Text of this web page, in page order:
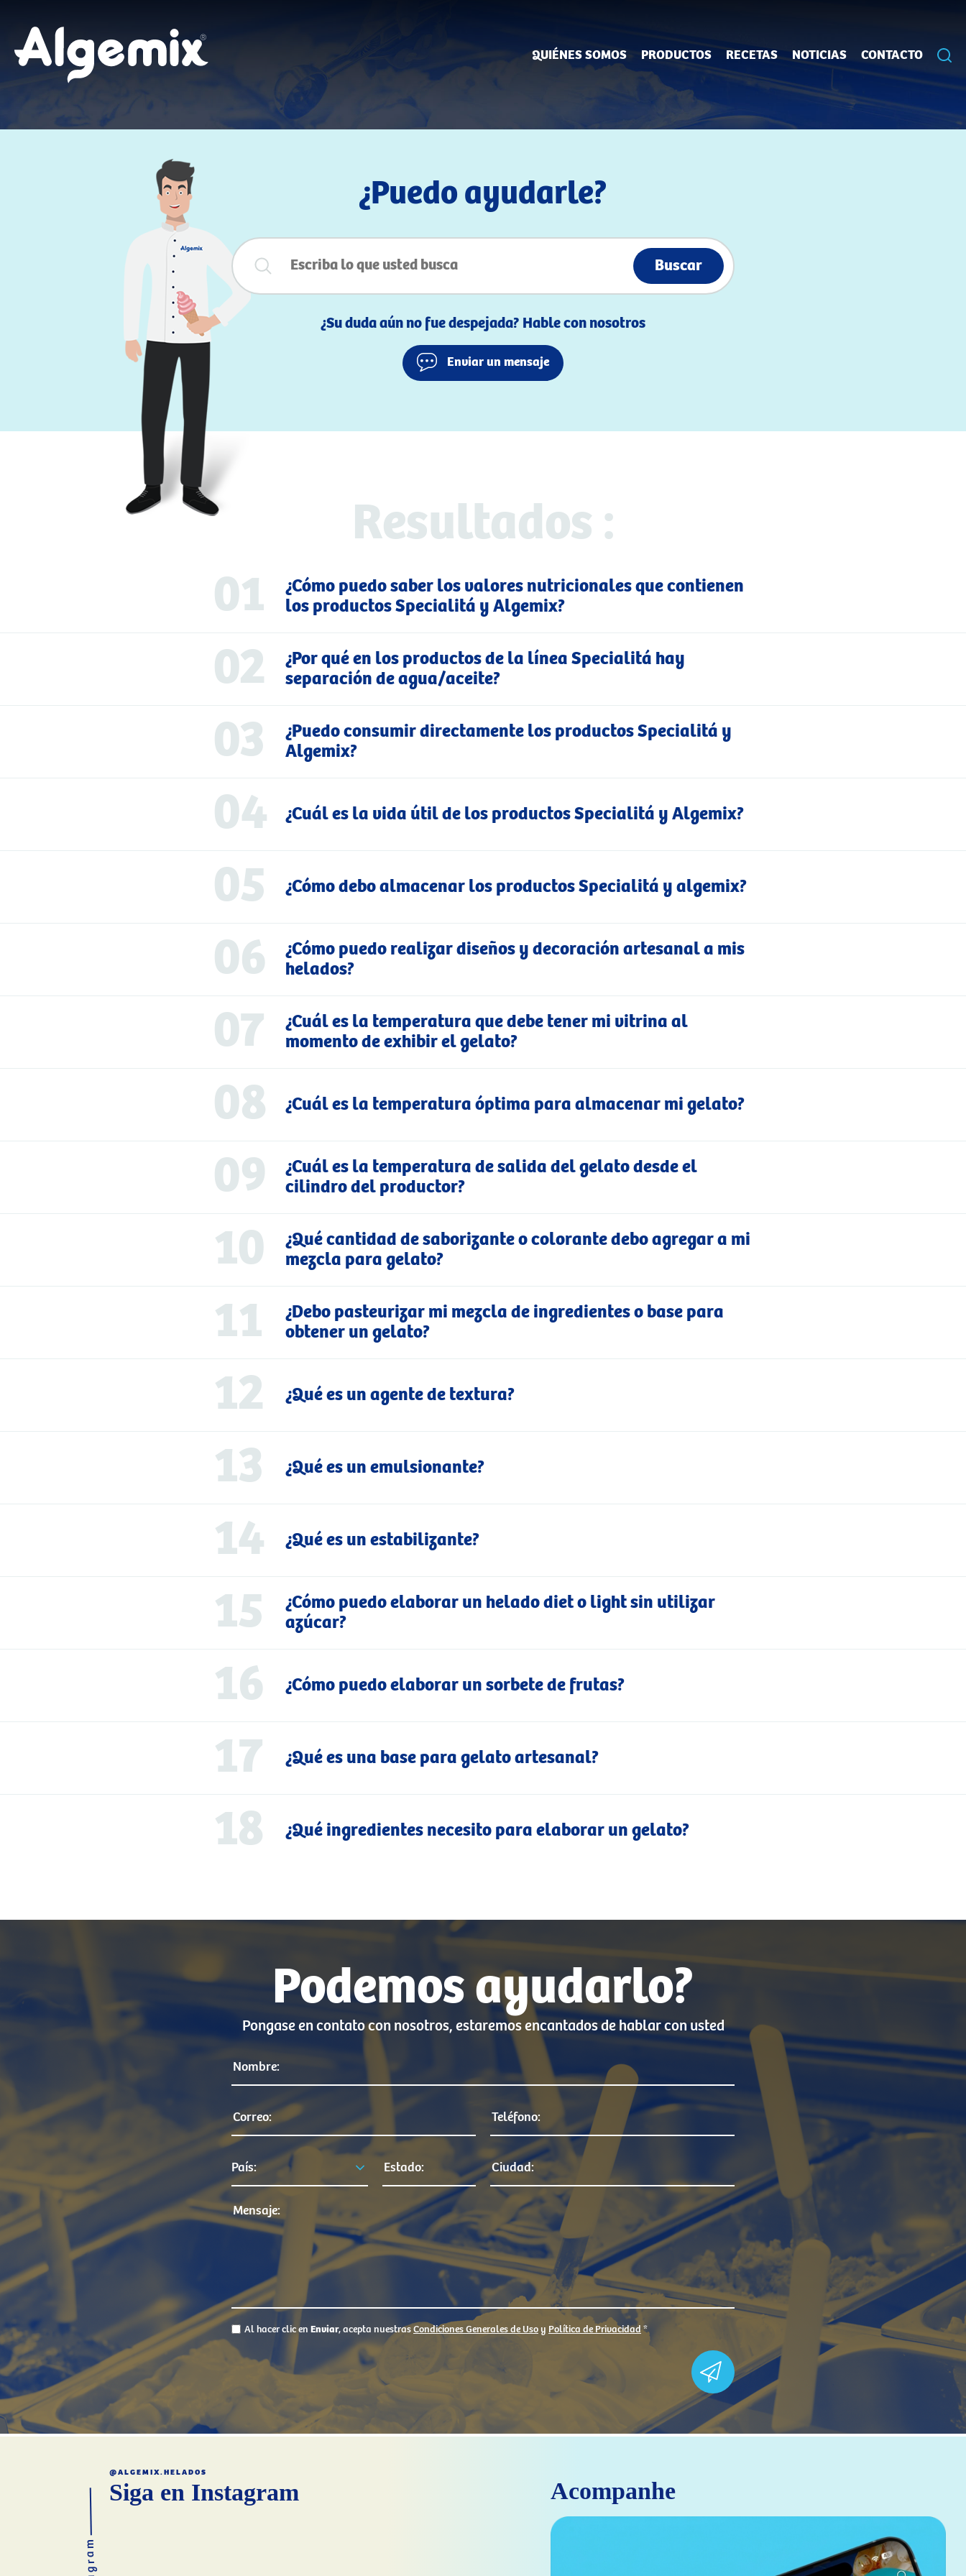
QUIÉNES SOMOS PRODUCTOS RECETAS NOTICIAS CONTACTO
¿Puedo ayudarle?
Buscar
¿Su duda aún no fue despejada? Hable con nosotros
Enviar un mensaje
Resultados :
01
¿Cómo puedo saber los valores nutricionales que contienen
los productos Specialitá y Algemix?
02
¿Por qué en los productos de la línea Specialitá hay
separación de agua/aceite?
03
¿Puedo consumir directamente los productos Specialitá y
Algemix?
04 ¿Cuál es la vida útil de los productos Specialitá y Algemix?
05 ¿Cómo debo almacenar los productos Specialitá y algemix?
06
¿Cómo puedo realizar diseños y decoración artesanal a mis
helados?
07
¿Cuál es la temperatura que debe tener mi vitrina al
momento de exhibir el gelato?
08 ¿Cuál es la temperatura óptima para almacenar mi gelato?
09
¿Cuál es la temperatura de salida del gelato desde el
cilindro del productor?
10
¿Qué cantidad de saborizante o colorante debo agregar a mi
mezcla para gelato?
11
¿Debo pasteurizar mi mezcla de ingredientes o base para
obtener un gelato?
12 ¿Qué es un agente de textura?
13 ¿Qué es un emulsionante?
14 ¿Qué es un estabilizante?
15
¿Cómo puedo elaborar un helado diet o light sin utilizar
azúcar?
16 ¿Cómo puedo elaborar un sorbete de frutas?
17 ¿Qué es una base para gelato artesanal?
18 ¿Qué ingredientes necesito para elaborar un gelato?
Podemos ayudarlo?
Pongase en contato con nosotros, estaremos encantados de hablar con usted
Al hacer clic en Enviar, acepta nuestrasCondiciones Generales de Uso y Política de Privacidad *
@ALGEMIX.HELADOS
Siga en Instagram Acompanhe